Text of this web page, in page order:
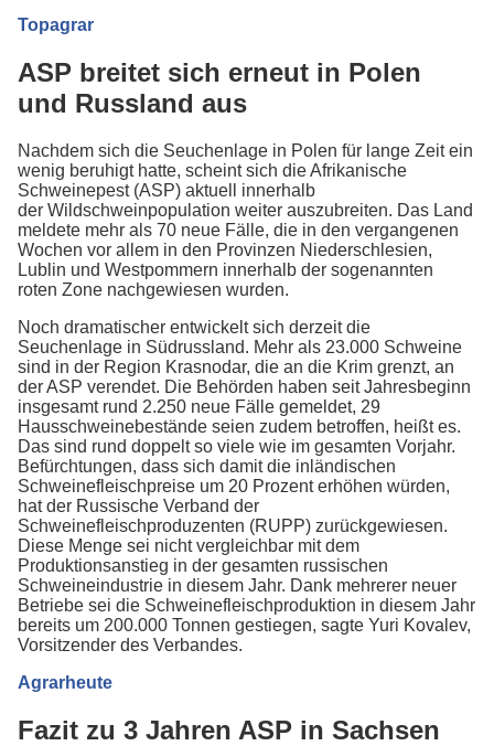
Topagrar
ASP breitet sich erneut in Polen
und Russland aus
Nachdem sich die Seuchenlage in Polen für lange Zeit ein
wenig beruhigt hatte, scheint sich die Afrikanische
Schweinepest (ASP) aktuell innerhalb
der Wildschweinpopulation weiter auszubreiten. Das Land
meldete mehr als 70 neue Fälle, die in den vergangenen
Wochen vor allem in den Provinzen Niederschlesien,
Lublin und Westpommern innerhalb der sogenannten
roten Zone nachgewiesen wurden.
Noch dramatischer entwickelt sich derzeit die
Seuchenlage in Südrussland. Mehr als 23.000 Schweine
sind in der Region Krasnodar, die an die Krim grenzt, an
der ASP verendet. Die Behörden haben seit Jahresbeginn
insgesamt rund 2.250 neue Fälle gemeldet, 29
Hausschweinebestände seien zudem betroffen, heißt es.
Das sind rund doppelt so viele wie im gesamten Vorjahr.
Befürchtungen, dass sich damit die inländischen
Schweinefleischpreise um 20 Prozent erhöhen würden,
hat der Russische Verband der
Schweinefleischproduzenten (RUPP) zurückgewiesen.
Diese Menge sei nicht vergleichbar mit dem
Produktionsanstieg in der gesamten russischen
Schweineindustrie in diesem Jahr. Dank mehrerer neuer
Betriebe sei die Schweinefleischproduktion in diesem Jahr
bereits um 200.000 Tonnen gestiegen, sagte Yuri Kovalev,
Vorsitzender des Verbandes.
Agrarheute
Fazit zu 3 Jahren ASP in Sachsen